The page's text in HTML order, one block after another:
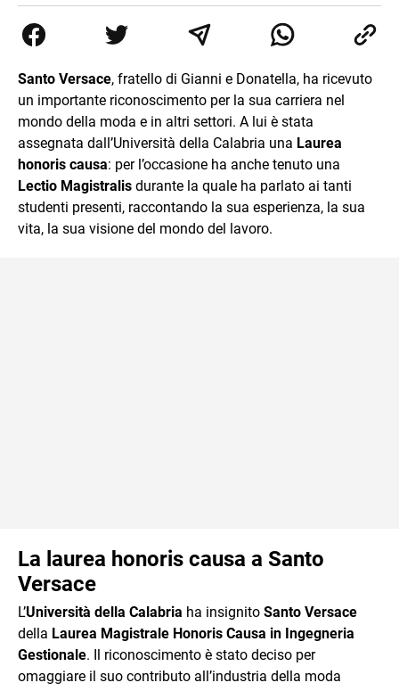
collaborato con grandi gruppi editoriali e agenzie di
comunicazione specializzandosi nella scrittura di articoli
Santo Versace, fratello di Gianni e Donatella, ha ricevuto
un importante riconoscimento per la sua carriera nel
mondo della moda e in altri settori. A lui è stata
assegnata dall’Università della Calabria una Laurea
honoris causa: per l’occasione ha anche tenuto una
Lectio Magistralis durante la quale ha parlato ai tanti
studenti presenti, raccontando la sua esperienza, la sua
vita, la sua visione del mondo del lavoro.
La laurea honoris causa a Santo
Versace
L’Università della Calabria ha insignito Santo Versace
della Laurea Magistrale Honoris Causa in Ingegneria
Gestionale. Il riconoscimento è stato deciso per
omaggiare il suo contributo all’industria della moda